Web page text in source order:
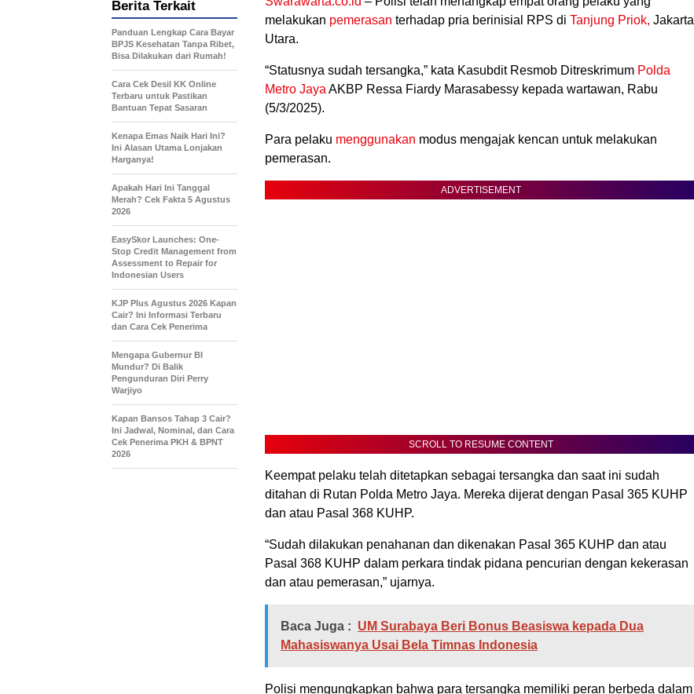
melakukan pemerasan terhadap pria berinisial RPS di Tanjung Priok, Jakarta
Utara.
“Statusnya sudah tersangka,” kata Kasubdit Resmob Ditreskrimum Polda
Metro Jaya AKBP Ressa Fiardy Marasabessy kepada wartawan, Rabu
(5/3/2025).
Para pelaku menggunakan modus mengajak kencan untuk melakukan
pemerasan.
ADVERTISEMENT
SCROLL TO RESUME CONTENT
Keempat pelaku telah ditetapkan sebagai tersangka dan saat ini sudah
ditahan di Rutan Polda Metro Jaya. Mereka dijerat dengan Pasal 365 KUHP
dan atau Pasal 368 KUHP.
“Sudah dilakukan penahanan dan dikenakan Pasal 365 KUHP dan atau
Pasal 368 KUHP dalam perkara tindak pidana pencurian dengan kekerasan
dan atau pemerasan,” ujarnya.
Baca Juga : UM Surabaya Beri Bonus Beasiswa kepada Dua
Mahasiswanya Usai Bela Timnas Indonesia
Polisi mengungkapkan bahwa para tersangka memiliki peran berbeda dalam
Berita Terkait
Panduan Lengkap Cara Bayar
BPJS Kesehatan Tanpa Ribet,
Bisa Dilakukan dari Rumah!
Cara Cek Desil KK Online
Terbaru untuk Pastikan
Bantuan Tepat Sasaran
Kenapa Emas Naik Hari Ini?
Ini Alasan Utama Lonjakan
Harganya!
Apakah Hari Ini Tanggal
Merah? Cek Fakta 5 Agustus
2026
EasySkor Launches: One-
Stop Credit Management from
Assessment to Repair for
Indonesian Users
KJP Plus Agustus 2026 Kapan
Cair? Ini Informasi Terbaru
dan Cara Cek Penerima
Mengapa Gubernur BI
Mundur? Di Balik
Pengunduran Diri Perry
Warjiyo
Kapan Bansos Tahap 3 Cair?
Ini Jadwal, Nominal, dan Cara
Cek Penerima PKH & BPNT
2026